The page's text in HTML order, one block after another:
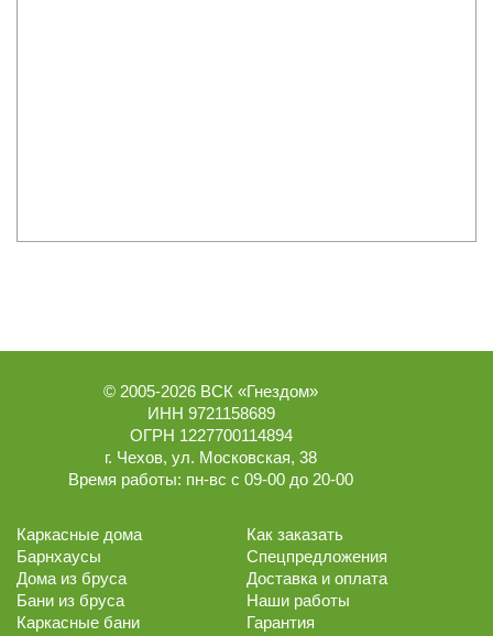
© 2005-2026 ВСК «Гнездом»
ИНН 9721158689
ОГРН 1227700114894
г. Чехов, ул. Московская, 38
Время работы: пн-вс с 09-00 до 20-00
Каркасные дома
Барнхаусы
Дома из бруса
Бани из бруса
Каркасные бани
Как заказать
Спецпредложения
Доставка и оплата
Наши работы
Гарантия